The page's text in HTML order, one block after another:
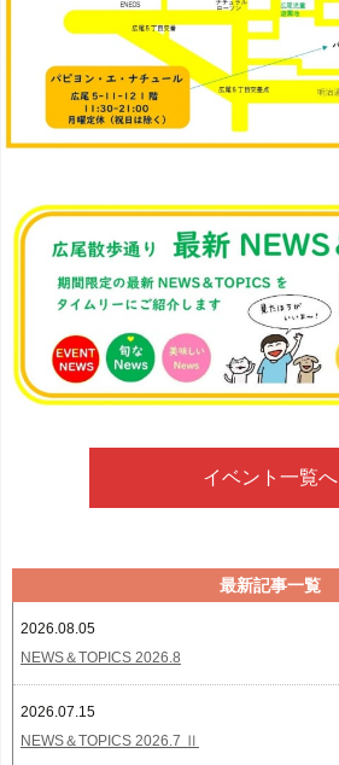
イベント一覧へ
最新記事一覧
2026.08.05
NEWS＆TOPICS 2026.8
2026.07.15
NEWS＆TOPICS 2026.7 Ⅱ